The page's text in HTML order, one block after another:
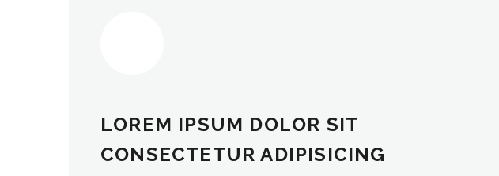
LOREM IPSUM DOLOR SIT
CONSECTETUR ADIPISICING